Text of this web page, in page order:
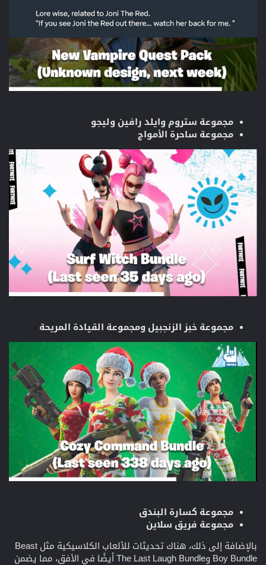
مجموعة ستروم وايلد رافين وليجو
مجموعة ساحرة الأمواج
مجموعة خبز الزنجبيل ومجموعة القيادة المريحة
مجموعة كسارة البندق
مجموعة فريق سلاين
بالإضافة إلى ذلك، هناك تحديثات للألعاب الكلاسيكية مثل Beast
Boy Bundle وThe Last Laugh Bundle أيضًا في الأفق، مما يضمن